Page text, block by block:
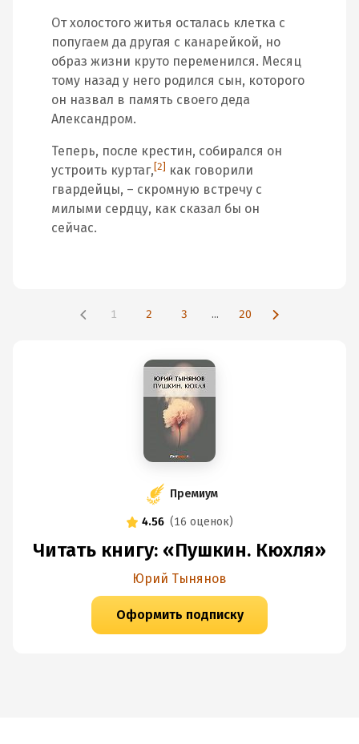
От холостого житья осталась клетка с
попугаем да другая с канарейкой, но
образ жизни круто переменился. Месяц
тому назад у него родился сын, которого
он назвал в память своего деда
Александром.
Теперь, после крестин, собирался он
устроить куртаг, [2]
как говорили
гвардейцы, – скромную встречу с
милыми сердцу, как сказал бы он
сейчас.
1 2 3 ... 20
Премиум
4.56 (16 оценок)
Читать книгу: «Пушкин. Кюхля»
Юрий Тынянов
Оформить подписку